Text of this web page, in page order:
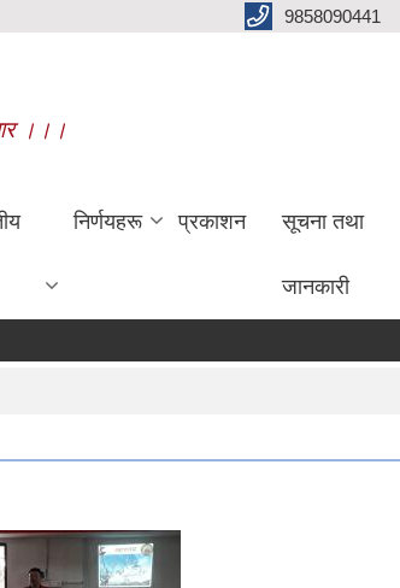
9858090441
।।।
निर्णयहरू प्रकाशन सूचना तथा
जानकारी